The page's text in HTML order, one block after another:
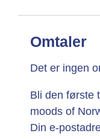
Omtaler
Det er ingen
Bli den første
moods of
Din e-